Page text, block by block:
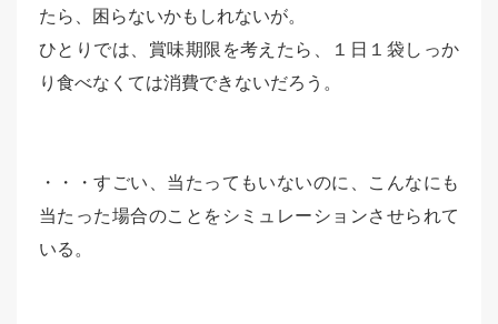
たら、困らないかもしれないが。
ひとりでは、賞味期限を考えたら、１日１袋しっか
り食べなくては消費できないだろう。
・・・すごい、当たってもいないのに、こんなにも
当たった場合のことをシミュレーションさせられて
いる。